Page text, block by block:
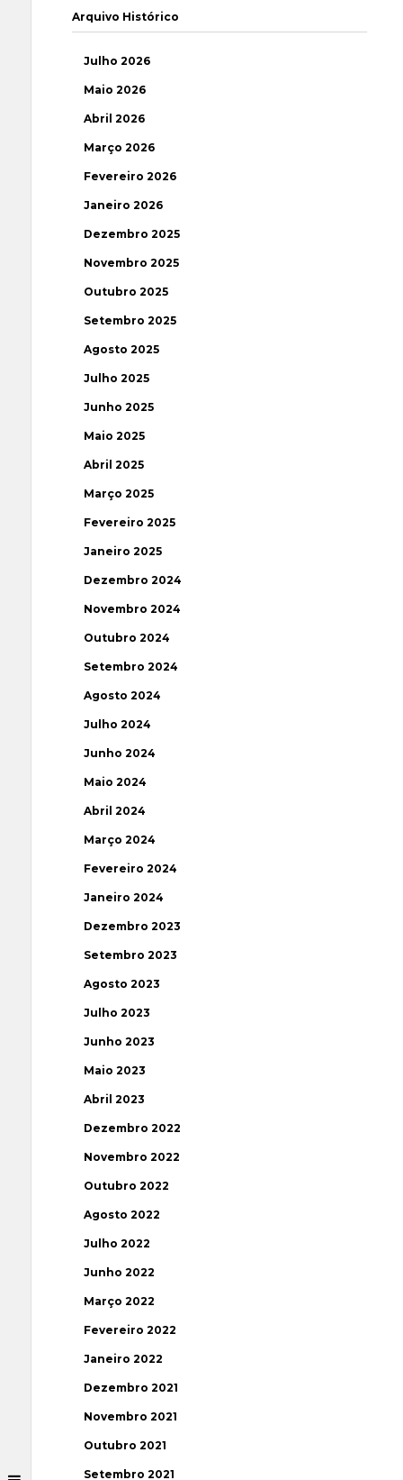
Arquivo Histórico
Julho 2026
Maio 2026
Abril 2026
Março 2026
Fevereiro 2026
Janeiro 2026
Dezembro 2025
Novembro 2025
Outubro 2025
Setembro 2025
Agosto 2025
Julho 2025
Junho 2025
Maio 2025
Abril 2025
Março 2025
Fevereiro 2025
Janeiro 2025
Dezembro 2024
Novembro 2024
Outubro 2024
Setembro 2024
Agosto 2024
Julho 2024
Junho 2024
Maio 2024
Abril 2024
Março 2024
Fevereiro 2024
Janeiro 2024
Dezembro 2023
Setembro 2023
Agosto 2023
Julho 2023
Junho 2023
Maio 2023
Abril 2023
Dezembro 2022
Novembro 2022
Outubro 2022
Agosto 2022
Julho 2022
Junho 2022
Março 2022
Fevereiro 2022
Janeiro 2022
Dezembro 2021
Novembro 2021
Outubro 2021
Setembro 2021